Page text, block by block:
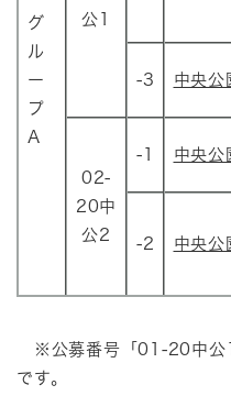
グ
ル
ー
プ
A
公1
-3 中央公
02-
20中
公2
-1 中央公
-2 中央公
※公募番号「01-20中公1
です。